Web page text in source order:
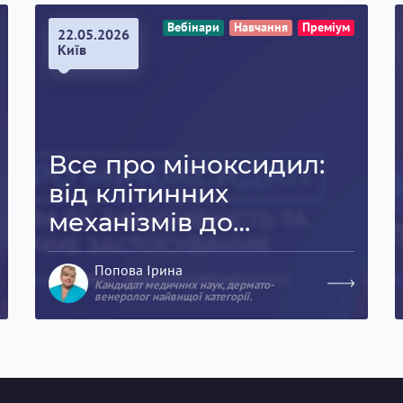
22.05.2026
Київ
Вебінари Навчання Преміум
Все про міноксидил:
від клітинних
механізмів до
клінічних успіхів
Попова Ірина
Кандидат медичних наук, дермато-
венеролог найвищої категорії.